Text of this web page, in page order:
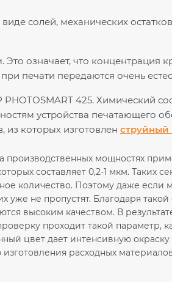
солей, механических
означает, что концентрация
печати передаются очень
425. Химический
устройства печатающего
из которых изготовлен
мощностях
составляет 0,2-1 мкм. Таких
количество. Поэтому даже если
не пропустят. Благодаря такой
высоким качеством. В
проходит такой параметр,
цвет дает интенсивную
расходных